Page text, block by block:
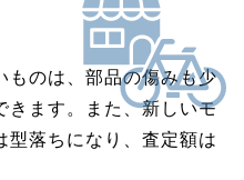
ものは、部品の傷みも少
きます。また、新しいモ
型落ちになり、査定額は